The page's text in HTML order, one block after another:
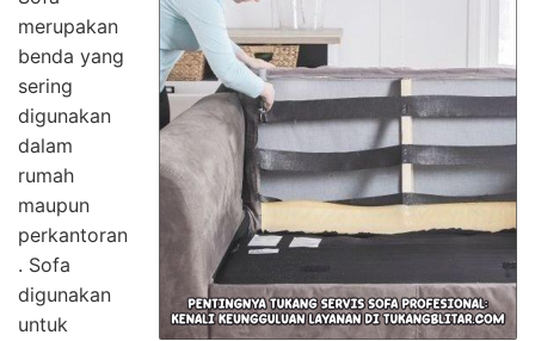
merupakan
benda yang
sering
digunakan
dalam
rumah
maupun
perkantoran
. Sofa
digunakan
untuk